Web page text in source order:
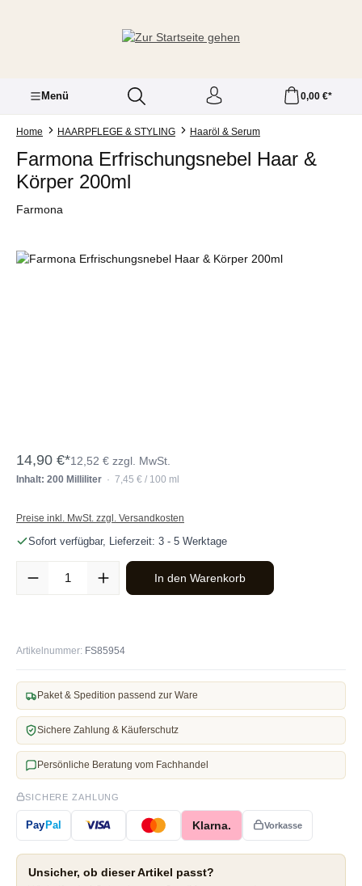
Menü 0,00 €*
Home HAARPFLEGE & STYLING Haaröl & Serum
Farmona Erfrischungsnebel Haar &
Körper 200ml
Farmona
Bildergalerie überspringen
14,90 €*12,52 € zzgl. MwSt.
Inhalt: 200 Milliliter · 7,45 € / 100 ml
Preise inkl. MwSt. zzgl. Versandkosten
Sofort verfügbar, Lieferzeit: 3 - 5 Werktage
Produkt Anzahl: Gib den gewünschten Wert ein oder benutze die
In den Warenkorb
Artikelnummer: FS85954
Paket & Spedition passend zur Ware
Sichere Zahlung & Käuferschutz
Persönliche Beratung vom Fachhandel
SICHERE ZAHLUNG
PayPal Klarna. Vorkasse
Unsicher, ob dieser Artikel passt?